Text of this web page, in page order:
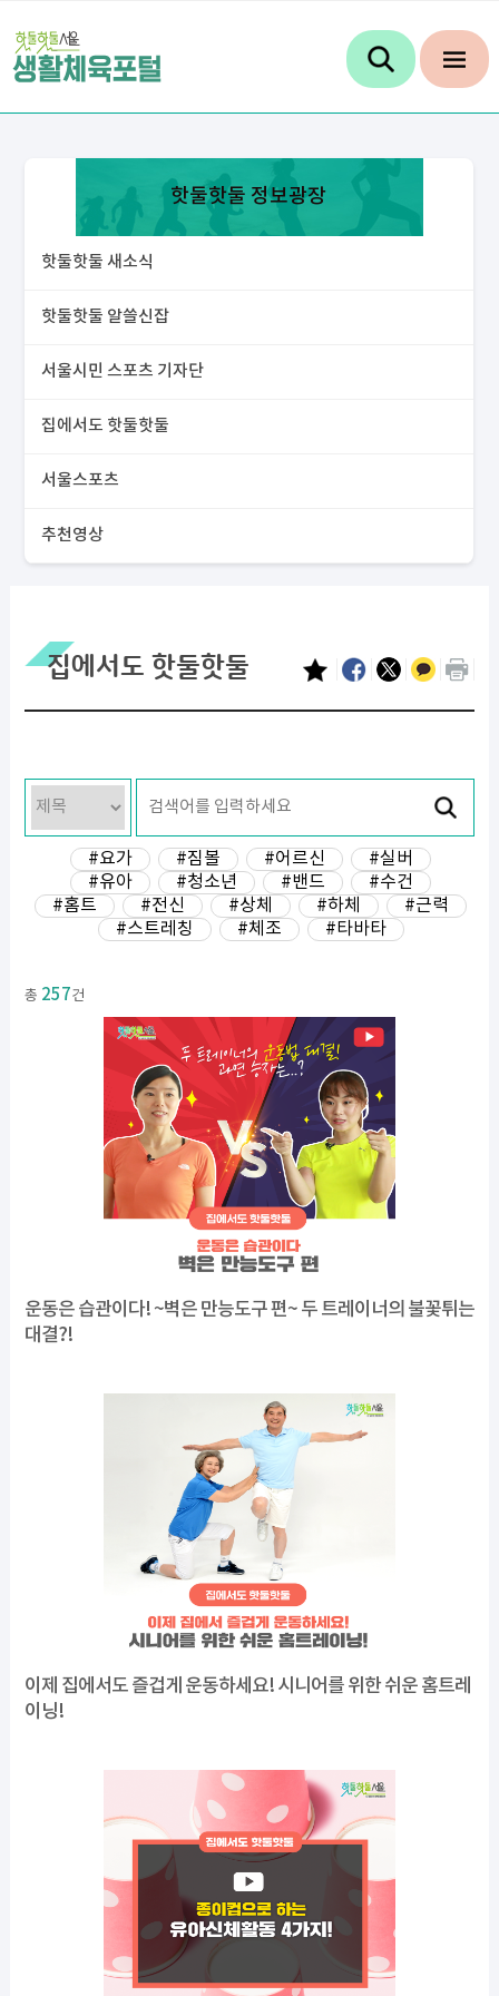
핫둘핫둘 정보광장
핫둘핫둘 새소식
핫둘핫둘 알쓸신잡
서울시민 스포츠 기자단
집에서도 핫둘핫둘
서울스포츠
추천영상
집에서도 핫둘핫둘
#요가 #짐볼 #어르신
#실버
#유아
#청소년 #밴드
#수건
#홈트
#전신 #상체 #하체
#근력
#스트레칭
#체조 #타바타
총 257건
운동은 습관이다! ~벽은 만능도구 편~ 두 트레이너의 불꽃튀는
대결?!
이제 집에서도 즐겁게 운동하세요! 시니어를 위한 쉬운 홈트레
이닝!